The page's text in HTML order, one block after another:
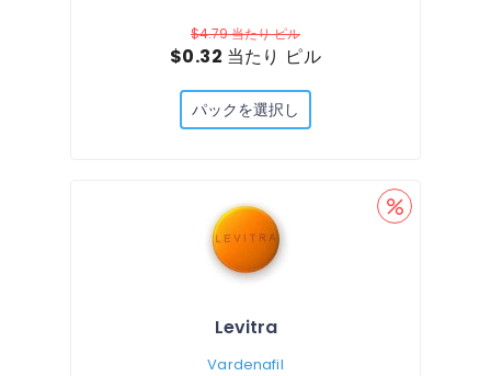
$4.79当たり ピル
$0.32 当たり ピル
パックを選択し
Levitra
Vardenafil